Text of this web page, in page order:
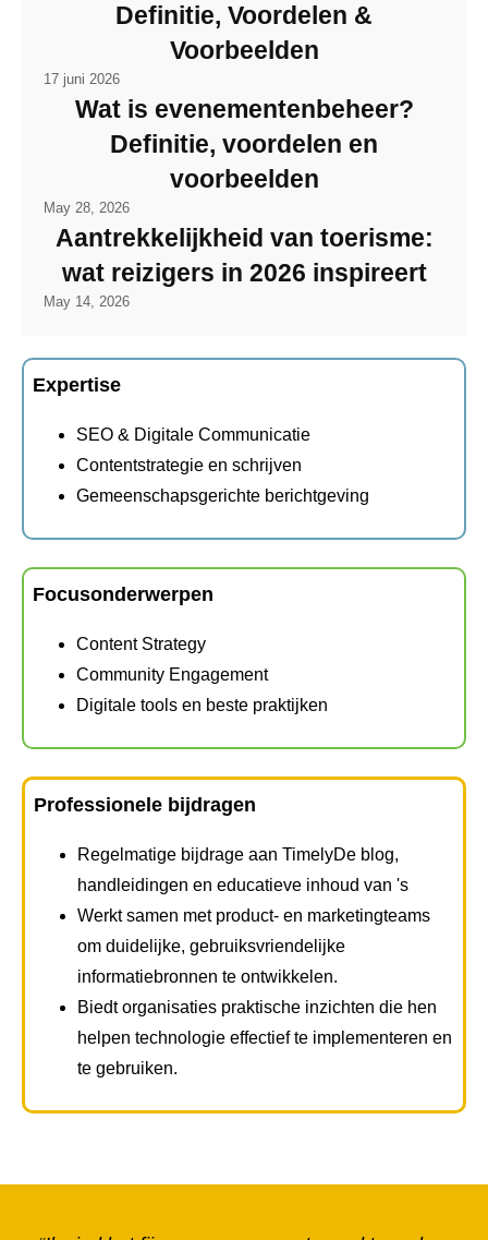
Definitie, Voordelen &
Voorbeelden
17 juni 2026
Wat is evenementenbeheer?
Definitie, voordelen en
voorbeelden
May 28, 2026
Aantrekkelijkheid van toerisme:
wat reizigers in 2026 inspireert
May 14, 2026
Expertise
SEO & Digitale Communicatie
Contentstrategie en schrijven
Gemeenschapsgerichte berichtgeving
Focusonderwerpen
Content Strategy
Community Engagement
Digitale tools en beste praktijken
Professionele bijdragen
Regelmatige bijdrage aan TimelyDe blog,
handleidingen en educatieve inhoud van 's
Werkt samen met product- en marketingteams
om duidelijke, gebruiksvriendelijke
informatiebronnen te ontwikkelen.
Biedt organisaties praktische inzichten die hen
helpen technologie effectief te implementeren en
te gebruiken.